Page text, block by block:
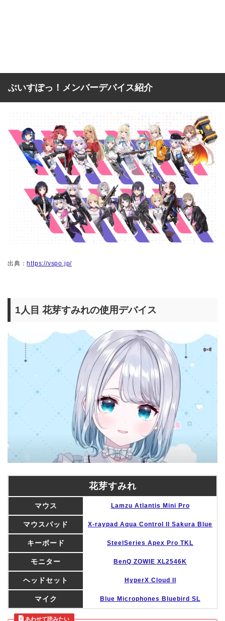
ぶいすぽっ！メンバーデバイス紹介
出典： https://vspo.jp/
1人目 花芽すみれの使用デバイス
花芽すみれ
マウス Lamzu Atlantis Mini Pro
マウスパッド X-raypad Aqua Control II Sakura Blue
キーボード SteelSeries Apex Pro TKL
モニター BenQ ZOWIE XL2546K
ヘッドセット HyperX Cloud II
マイク Blue Microphones Bluebird SL